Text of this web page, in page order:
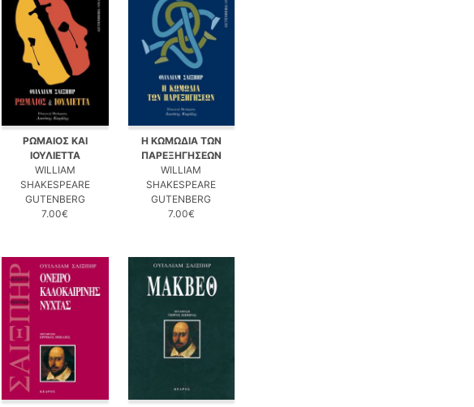
ΡΩΜΑΙΟΣ ΚΑΙ
ΙΟΥΛΙΕΤΤΑ
WILLIAM
SHAKESPEARE
GUTENBERG
7.00€
Η ΚΩΜΩΔΙΑ ΤΩΝ
ΠΑΡΕΞΗΓΗΣΕΩΝ
WILLIAM
SHAKESPEARE
GUTENBERG
7.00€